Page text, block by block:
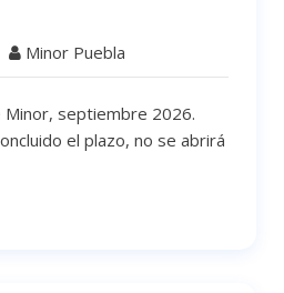
Minor Puebla
Minor, septiembre 2026.
el plazo, no se abrirá